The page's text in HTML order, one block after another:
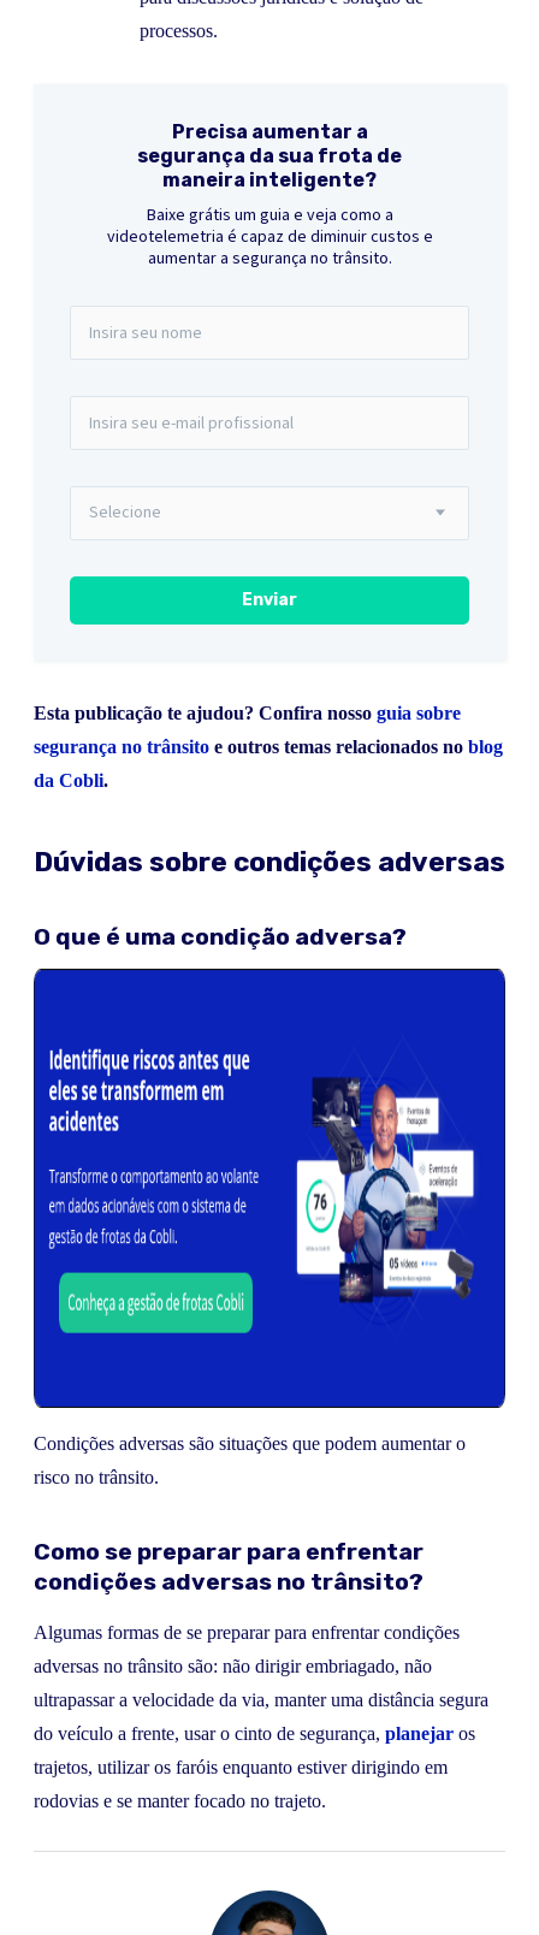
processos.
Precisa aumentar a
segurança da sua frota de
maneira inteligente?
Baixe grátis um guia e veja como a
videotelemetria é capaz de diminuir custos e
aumentar a segurança no trânsito.
Esta publicação te ajudou? Confira nosso guia sobre
segurança no trânsito e outros temas relacionados no blog
da Cobli.
Dúvidas sobre condições adversas
O que é uma condição adversa?
Condições adversas são situações que podem aumentar o
risco no trânsito.
Como se preparar para enfrentar
condições adversas no trânsito?
Algumas formas de se preparar para enfrentar condições
adversas no trânsito são: não dirigir embriagado, não
ultrapassar a velocidade da via, manter uma distância segura
do veículo a frente, usar o cinto de segurança, planejar os
trajetos, utilizar os faróis enquanto estiver dirigindo em
rodovias e se manter focado no trajeto.